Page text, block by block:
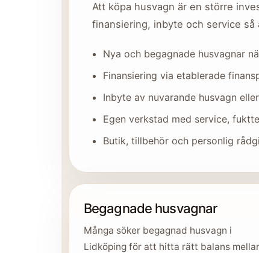
Att köpa husvagn är en större
finansiering, inbyte och service
Nya och begagnade husvagnar
Finansiering via etablerade
Inbyte av nuvarande husvagn
Egen verkstad med service,
Butik, tillbehör och personlig
Begagnade husvagnar
Många söker begagnad husvagn i
Lidköping för att hitta rätt balans